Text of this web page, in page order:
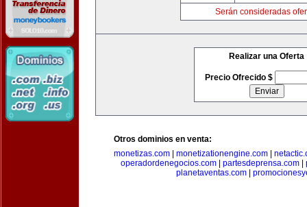
Serán consideradas
Realizar una Oferta
Precio Ofrecido $
Otros dominios en venta:
monetizas.com
monetizationengine.com
operadordenegocios.com
partesdeprensa.com
planetaventas.com